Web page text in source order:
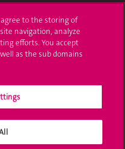
agree to the storing of
navigation, analyze
efforts. You accept
as the sub domains